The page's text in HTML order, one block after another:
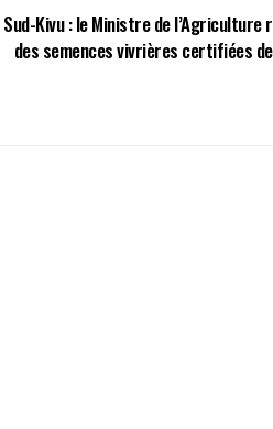
Sud-Kivu : le Ministre de
des semences vivrières certifiées